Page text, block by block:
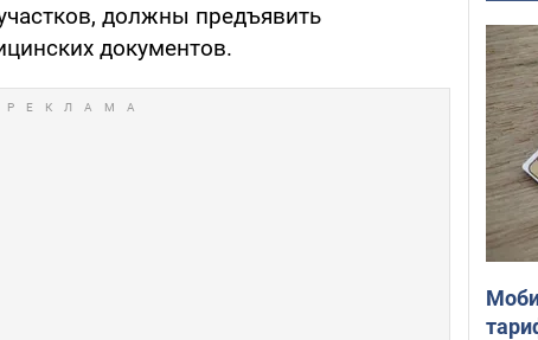
должны предъявить
документов.